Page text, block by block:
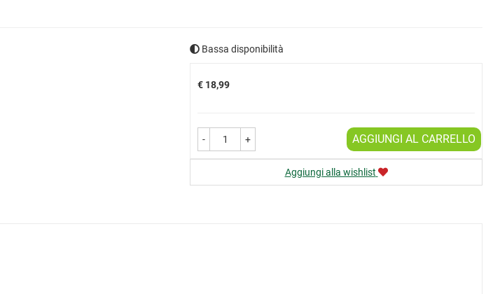
Bassa disponibilità
€ 18,99
- + AGGIUNGI AL CARRELLO
Aggiungi alla wishlist